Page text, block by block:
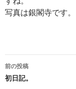
写真は銀閣寺です。
投
稿
前の投稿
初日記。